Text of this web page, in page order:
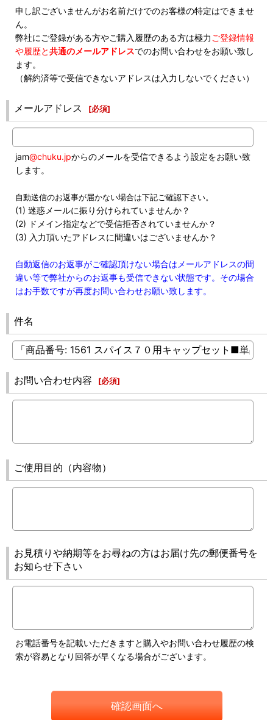
申し訳ございませんがお名前だけでのお客様の特定はできませ
ん。
弊社にご登録がある方やご購入履歴のある方は極力 ご登録情報
や履歴と共通のメールアドレスでのお問い合わせをお願い致し
ます。
（解約済等で受信できないアドレスは入力しないでください）
メールアドレス [必須]
jam@chuku.jpからのメールを受信できるよう設定をお願い致
します。
自動送信のお返事が届かない場合は下記ご確認下さい。
(1) 迷惑メールに振り分けられていませんか？
(2) ドメイン指定などで受信拒否されていませんか？
(3) 入力頂いたアドレスに間違いはございませんか？
自動返信のお返事がご確認頂けない場合はメールアドレスの間
違い等で弊社からのお返事も受信できない状態です。その場合
はお手数ですが再度お問い合わせお願い致します。
件名
お問い合わせ内容 [必須]
ご使用目的（内容物）
お見積りや納期等をお尋ねの方はお届け先の郵便番号を
お知らせ下さい
お電話番号を記載いただきますと購入やお問い合わせ履歴の検
索が容易となり回答が早くなる場合がございます。
確認画面へ